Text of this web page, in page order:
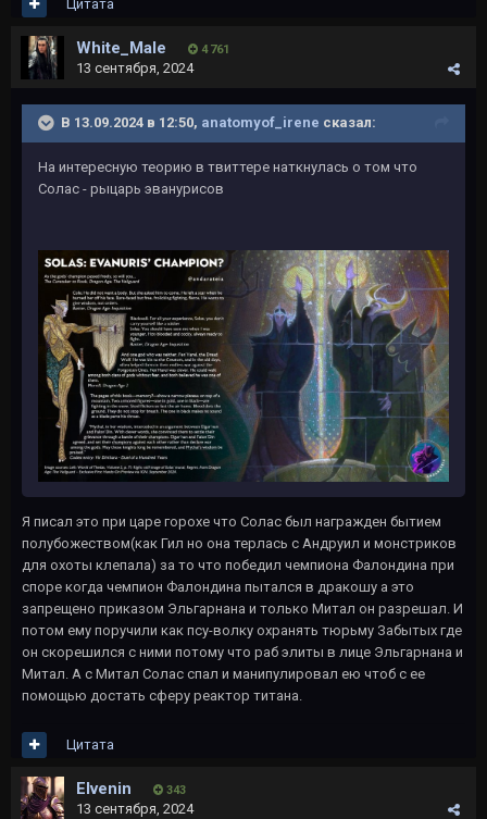
Цитата
White_Male 4 761
13 сентября, 2024
В 13.09.2024 в 12:50, anatomyof_irene сказал:
На интересную теорию в твиттере наткнулась о том что
Солас - рыцарь эванурисов
Я писал это при царе горохе что Солас был награжден бытием
полубожеством(как Гил но она терлась с Андруил и монстриков
для охоты клепала) за то что победил чемпиона Фалондина при
споре когда чемпион Фалондина пытался в дракошу а это
запрещено приказом Эльгарнана и только Митал он разрешал. И
потом ему поручили как псу-волку охранять тюрьму Забытых где
он скорешился с ними потому что раб элиты в лице Эльгарнана и
Митал. А с Митал Солас спал и манипулировал ею чтоб с ее
помощью достать сферу реактор титана.
Цитата
Elvenin 343
13 сентября, 2024